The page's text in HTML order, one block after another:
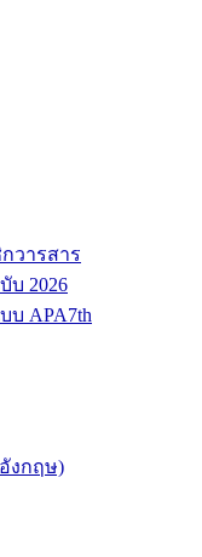
วารสาร
บ 2026
บ APA7th
งกฤษ)